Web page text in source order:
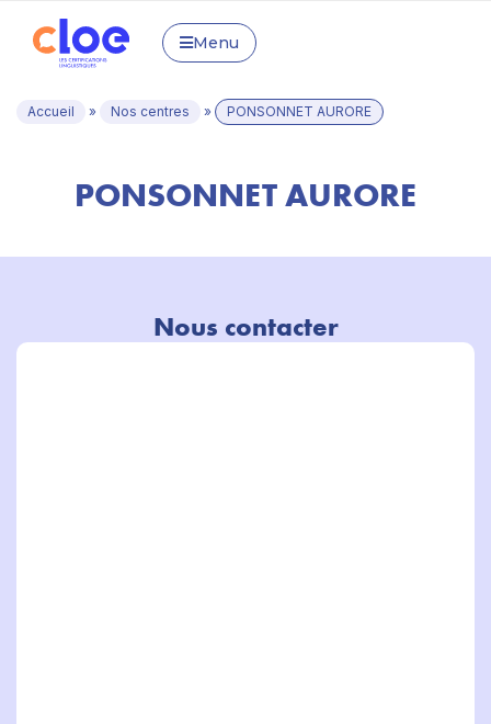
Menu
Accueil » Nos centres » PONSONNET AURORE
PONSONNET AURORE
Nous contacter